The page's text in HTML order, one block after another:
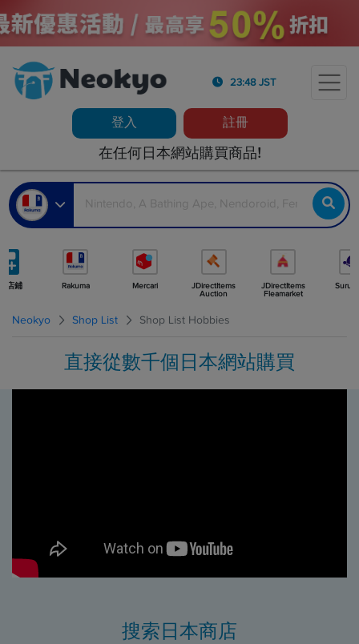
23:48 JST
登入 註冊
在任何日本網站購買商品!
店鋪 Rakuma Mercari
JDirectItems
Auction
JDirectItems
Fleamarket
Neokyo Shop List Shop List Hobbies
直接從數千個日本網站購買
搜索日本商店